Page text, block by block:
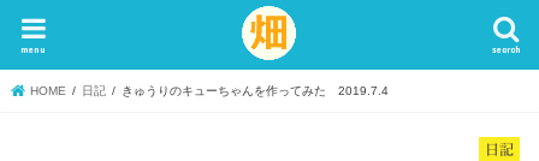
search
menu
HOME 日記 きゅうりのキューちゃんを作ってみた 2019.7.4
日記